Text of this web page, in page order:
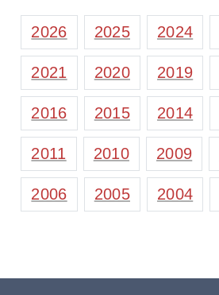
2026 2025 2024
2021 2020 2019
2016 2015 2014
2011 2010 2009
2006 2005 2004